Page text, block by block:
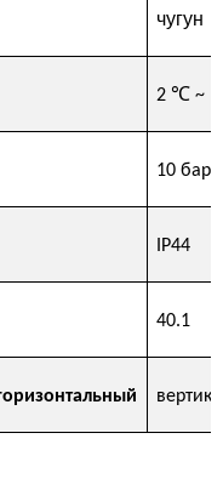
чугун
2 ℃ ~
10 бар
IP44
40.1